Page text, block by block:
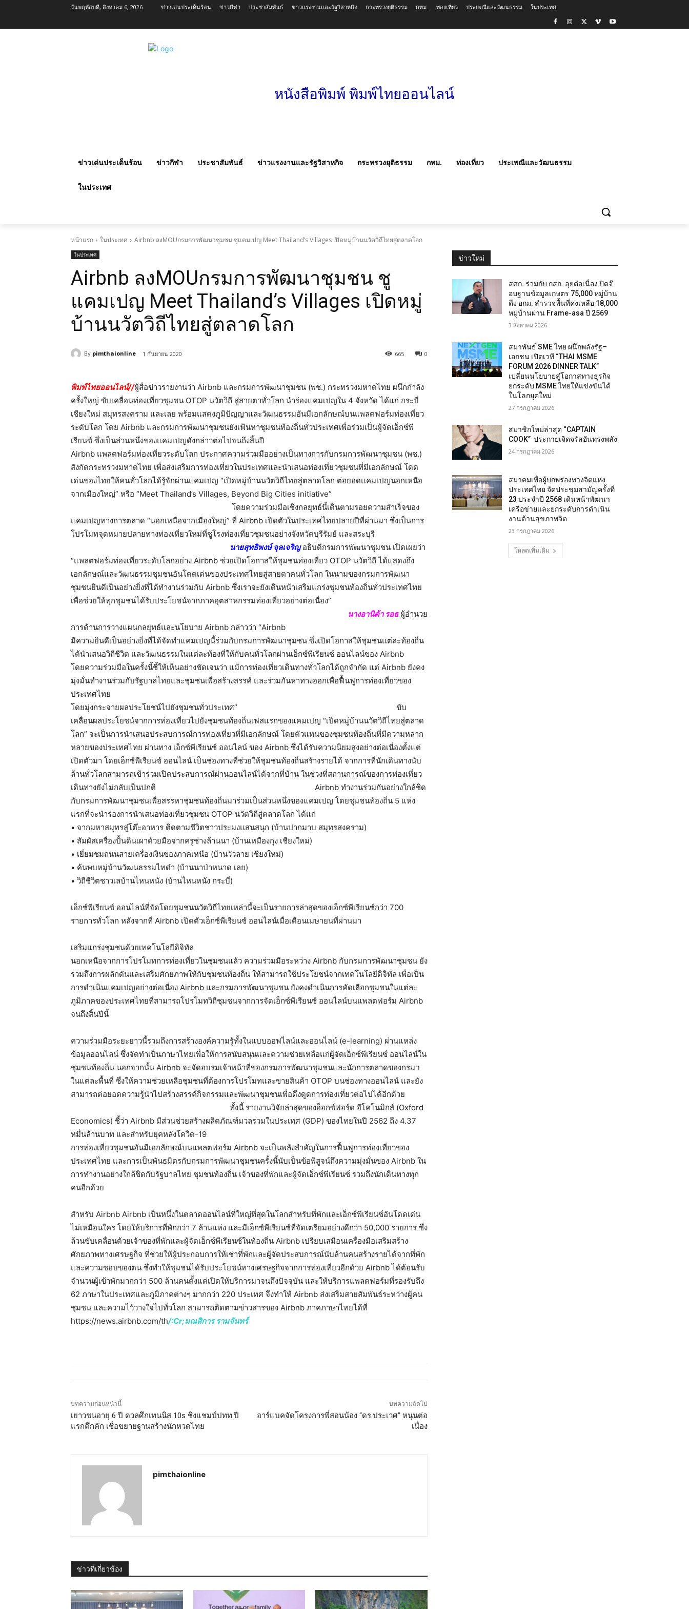
วันพฤหัสบดี, สิงหาคม 6, 2026 ข่าวเด่นประเด็นร้อน ข่าวกีฬา ประชาสัมพันธ์ ข่าวแรงงานและรัฐวิสาหกิจ กระทรวงยุติธรรม กทม. ท่องเที่ยว ประเพณีและวัฒนธรรม ในประเทศ
หนังสือพิมพ์ พิมพ์ไทยออนไลน์
ข่าวเด่นประเด็นร้อน ข่าวกีฬา ประชาสัมพันธ์ ข่าวแรงงานและรัฐวิสาหกิจ กระทรวงยุติธรรม กทม. ท่องเที่ยว ประเพณีและวัฒนธรรม
ในประเทศ
หน้าแรก ในประเทศ Airbnb ลงMOUกรมการพัฒนาชุมชน ชูแคมเปญ Meet Thailand’s Villages เปิดหมู่บ้านนวัตวิถีไทยสู่ตลาดโลก
ในประเทศ
Airbnb ลงMOUกรมการพัฒนาชุมชน ชู
แคมเปญ Meet Thailand’s Villages เปิดหมู่
บ้านนวัตวิถีไทยสู่ตลาดโลก
By pimthaionline 1 กันยายน 2020 0
665
พิมพ์ไทยออนไลน์//ผู้สื่อข่าวรายงานว่า Airbnb และกรมการพัฒนาชุมชน (พช.) กระทรวงมหาดไทย ผนึกกำลัง
ครั้งใหญ่ ขับเคลื่อนท่องเที่ยวชุมชน OTOP นวัตวิถี สู่สายตาทั่วโลก นำร่องแคมเปญใน 4 จังหวัด ได้แก่ กระบี่
เชียงใหม่ สมุทรสงคราม และเลย พร้อมแสดงภูมิปัญญาและวัฒนธรรมอันมีเอกลักษณ์บนแพลตฟอร์มท่องเที่ยว
ระดับโลก โดย Airbnb และกรมการพัฒนาชุมชนยังเฟ้นหาชุมชนท้องถิ่นทั่วประเทศเพื่อร่วมเป็นผู้จัดเอ็กซ์พี
เรียนซ์ ซึ่งเป็นส่วนหนึ่งของแคมเปญดังกล่าวต่อไปจนถึงสิ้นปี
Airbnb แพลตฟอร์มท่องเที่ยวระดับโลก ประกาศความร่วมมืออย่างเป็นทางการกับกรมการพัฒนาชุมชน (พช.)
สังกัดกระทรวงมหาดไทย เพื่อส่งเสริมการท่องเที่ยวในประเทศและนำเสนอท่องเที่ยวชุมชนที่มีเอกลักษณ์ โดด
เด่นของไทยให้คนทั่วโลกได้รู้จักผ่านแคมเปญ “เปิดหมู่บ้านนวัตวิถีไทยสู่ตลาดโลก ต่อยอดแคมเปญนอกเหนือ
จากเมืองใหญ่” หรือ “Meet Thailand’s Villages, Beyond Big Cities initiative”
โดยความร่วมมือเชิงกลยุทธ์นี้เดินตามรอยความสำเร็จของ
แคมเปญทางการตลาด “นอกเหนือจากเมืองใหญ่” ที่ Airbnb เปิดตัวในประเทศไทยปลายปีที่ผ่านมา ซึ่งเป็นการ
โปรโมทจุดหมายปลายทางท่องเที่ยวใหม่ที่ชูโรงท่องเที่ยวชุมชนอย่างจังหวัดบุรีรัมย์ และสระบุรี
นายสุทธิพงษ์ จุลเจริญอธิบดีกรมการพัฒนาชุมชน เปิดเผยว่า
“แพลตฟอร์มท่องเที่ยวระดับโลกอย่าง Airbnb ช่วยเปิดโอกาสให้ชุมชนท่องเที่ยว OTOP นวัตวิถี ได้แสดงถึง
เอกลักษณ์และวัฒนธรรมชุมชนอันโดดเด่นของประเทศไทยสู่สายตาคนทั่วโลก ในนามของกรมการพัฒนา
ชุมชนยินดีเป็นอย่างยิ่งที่ได้ทำงานร่วมกับ Airbnb ซึ่งเราจะยังเดินหน้าเสริมแกร่งชุมชนท้องถิ่นทั่วประเทศไทย
เพื่อช่วยให้ทุกชุมชนได้รับประโยชน์จากภาคอุตสาหกรรมท่องเที่ยวอย่างต่อเนื่อง”
นางอานิต้า รอธผู้อำนวย
การด้านการวางแผนกลยุทธ์และนโยบาย Airbnb กล่าวว่า “Airbnb
มีความยินดีเป็นอย่างยิ่งที่ได้จัดทำแคมเปญนี้ร่วมกับกรมการพัฒนาชุมชน ซึ่งเปิดโอกาสให้ชุมชนแต่ละท้องถิ่น
ได้นำเสนอวิถีชีวิต และวัฒนธรรมในแต่ละท้องที่ให้กับคนทั่วโลกผ่านเอ็กซ์พีเรียนซ์ ออนไลน์ของ Airbnb
โดยความร่วมมือในครั้งนี้ชี้ให้เห็นอย่างชัดเจนว่า แม้การท่องเที่ยวเดินทางทั่วโลกได้ถูกจำกัด แต่ Airbnb ยังคง
มุ่งมั่นทำงานร่วมกับรัฐบาลไทยและชุมชนเพื่อสร้างสรรค์ และร่วมกันหาทางออกเพื่อฟื้นฟูการท่องเที่ยวของ
ประเทศไทย
โดยมุ่งกระจายผลประโยชน์ไปยังชุมชนทั่วประเทศ”
ขับ
เคลื่อนผลประโยชน์จากการท่องเที่ยวไปยังชุมชนท้องถิ่นเฟสแรกของแคมเปญ “เปิดหมู่บ้านนวัตวิถีไทยสู่ตลาด
โลก” จะเป็นการนำเสนอประสบการณ์การท่องเที่ยวที่มีเอกลักษณ์ โดยตัวแทนของชุมชนท้องถิ่นที่มีความหลาก
หลายของประเทศไทย ผ่านทาง เอ็กซ์พีเรียนซ์ ออนไลน์ ของ Airbnb ซึ่งได้รับความนิยมสูงอย่างต่อเนื่องตั้งแต่
เปิดตัวมา โดยเอ็กซ์พีเรียนซ์ ออนไลน์ เป็นช่องทางที่ช่วยให้ชุมชนท้องถิ่นสร้างรายได้ จากการที่นักเดินทางนับ
ล้านทั่วโลกสามารถเข้าร่วมเปิดประสบการณ์ผ่านออนไลน์ได้จากที่บ้าน ในช่วงที่สถานการณ์ของการท่องเที่ยว
เดินทางยังไม่กลับเป็นปกติ
Airbnb ทำงานร่วมกันอย่างใกล้ชิด
กับกรมการพัฒนาชุมชนเพื่อสรรหาชุมชนท้องถิ่นมาร่วมเป็นส่วนหนึ่งของแคมเปญ โดยชุมชนท้องถิ่น 5 แห่ง
แรกที่จะนำร่องการนำเสนอท่องเที่ยวชุมชน OTOP นวัตวิถีสู่ตลาดโลก ได้แก่
• จากมหาสมุทรสู่โต๊ะอาหาร ติดตามชีวิตชาวประมงแสนสนุก (บ้านปากมาบ สมุทรสงคราม)
• สัมผัสเครื่องปั้นดินเผาด้วยมือจากครูช่างล้านนา (บ้านเหมืองกุง เชียงใหม่)
• เยี่ยมชมถนนสายเครื่องเงินของภาคเหนือ (บ้านวัวลาย เชียงใหม่)
• ค้นพบหมู่บ้านวัฒนธรรมไทดำ (บ้านนาป่าหนาด เลย)
• วิถีชีวิตชาวเลบ้านไหนหนัง (บ้านไหนหนัง กระบี่)
เอ็กซ์พีเรียนซ์ ออนไลน์ที่จัดโดยชุมชนนวัตวิถีไทยเหล่านี้จะเป็นรายการล่าสุดของเอ็กซ์พีเรียนซ์กว่า 700
รายการทั่วโลก หลังจากที่ Airbnb เปิดตัวเอ็กซ์พีเรียนซ์ ออนไลน์เมื่อเดือนเมษายนที่ผ่านมา
เสริมแกร่งชุมชนด้วยเทคโนโลยีดิจิทัล
นอกเหนือจากการโปรโมทการท่องเที่ยวในชุมชนแล้ว ความร่วมมือระหว่าง Airbnb กับกรมการพัฒนาชุมชน ยัง
รวมถึงการผลักดันและเสริมศักยภาพให้กับชุมชนท้องถิ่น ให้สามารถใช้ประโยชน์จากเทคโนโลยีดิจิทัล เพื่อเป็น
การดำเนินแคมเปญอย่างต่อเนื่อง Airbnb และกรมการพัฒนาชุมชน ยังคงดำเนินการคัดเลือกชุมชนในแต่ละ
ภูมิภาคของประเทศไทยที่สามารถโปรโมทวิถีชุมชนจากการจัดเอ็กซ์พีเรียนซ์ ออนไลน์บนแพลตฟอร์ม Airbnb
จนถึงสิ้นปีนี้
ความร่วมมือระยะยาวนี้รวมถึงการสร้างองค์ความรู้ทั้งในแบบออฟไลน์และออนไลน์ (e-learning) ผ่านแหล่ง
ข้อมูลออนไลน์ ซึ่งจัดทำเป็นภาษาไทยเพื่อให้การสนับสนุนและความช่วยเหลือแก่ผู้จัดเอ็กซ์พีเรียนซ์ ออนไลน์ใน
ชุมชนท้องถิ่น นอกจากนั้น Airbnb จะจัดอบรมเจ้าหน้าที่ของกรมการพัฒนาชุมชนและนักการตลาดของกรมฯ
ในแต่ละพื้นที่ ซึ่งให้ความช่วยเหลือชุมชนที่ต้องการโปรโมทและขายสินค้า OTOP บนช่องทางออนไลน์ และยัง
สามารถต่อยอดความรู้นำไปสร้างสรรค์กิจกรรมและพัฒนาชุมชนเพื่อดึงดูดการท่องเที่ยวต่อไปได้อีกด้วย
ทั้งนี้ รายงานวิจัยล่าสุดของอ็อกซ์ฟอร์ด อีโคโนมิกส์ (Oxford
Economics) ชี้ว่า Airbnb มีส่วนช่วยสร้างผลิตภัณฑ์มวลรวมในประเทศ (GDP) ของไทยในปี 2562 ถึง 4.37
หมื่นล้านบาท และสำหรับยุคหลังโควิด-19
การท่องเที่ยวชุมชนอันมีเอกลักษณ์บนแพลตฟอร์ม Airbnb จะเป็นพลังสำคัญในการฟื้นฟูการท่องเที่ยวของ
ประเทศไทย และการเป็นพันธมิตรกับกรมการพัฒนาชุมชนครั้งนี้นับเป็นข้อพิสูจน์ถึงความมุ่งมั่นของ Airbnb ใน
การทำงานอย่างใกล้ชิดกับรัฐบาลไทย ชุมชนท้องถิ่น เจ้าของที่พักและผู้จัดเอ็กซ์พีเรียนซ์ รวมถึงนักเดินทางทุก
คนอีกด้วย
สำหรับ Airbnb Airbnb เป็นหนึ่งในตลาดออนไลน์ที่ใหญ่ที่สุดในโลกสำหรับที่พักและเอ็กซ์พีเรียนซ์อันโดดเด่น
ไม่เหมือนใคร โดยให้บริการที่พักกว่า 7 ล้านแห่ง และมีเอ็กซ์พีเรียนซ์ที่จัดเตรียมอย่างดีกว่า 50,000 รายการ ซึ่ง
ล้วนขับเคลื่อนด้วยเจ้าของที่พักและผู้จัดเอ็กซ์พีเรียนซ์ในท้องถิ่น Airbnb เปรียบเสมือนเครื่องมือเสริมสร้าง
ศักยภาพทางเศรษฐกิจ ที่ช่วยให้ผู้ประกอบการให้เช่าที่พักและผู้จัดประสบการณ์นับล้านคนสร้างรายได้จากที่พัก
และความชอบของตน ซึ่งทำให้ชุมชนได้รับประโยชน์ทางเศรษฐกิจจากการท่องเที่ยวอีกด้วย Airbnb ได้ต้อนรับ
จำนวนผู้เข้าพักมากกว่า 500 ล้านคนตั้งแต่เปิดให้บริการมาจนถึงปัจจุบัน และให้บริการแพลตฟอร์มที่รองรับถึง
62 ภาษาในประเทศและภูมิภาคต่างๆ มากกว่า 220 ประเทศ จึงทำให้ Airbnb ส่งเสริมสายสัมพันธ์ระหว่างผู้คน
ชุมชน และความไว้วางใจไปทั่วโลก สามารถติดตามข่าวสารของ Airbnb ภาคภาษาไทยได้ที่
https://news.airbnb.com/th/:Cr;มณสิการ รามจันทร์
บทความก่อนหน้านี้
เยาวชนอายุ 6 ปี ดวลศึกเทนนิส 10s ชิงแชมป์ปทท.ปี
แรกคึกคัก เชื่อขยายฐานสร้างนักหวดไทย
บทความถัดไป
อาร์แบคจัดโครงการพี่สอนน้อง “ดร.ประเวศ” หนุนต่อ
เนื่อง
pimthaionline
ข่าวที่เกี่ยวข้อง
ข่าวใหม่
สศก. ร่วมกับ กสก. ลุยต่อเนื่อง ปิดจ๊
อบฐานข้อมูลเกษตร 75,000 หมู่บ้าน
ดึง อกม. สำรวจพื้นที่คงเหลือ 18,000
หมู่บ้านผ่าน Frame-asa ปี 2569
3 สิงหาคม 2026
สมาพันธ์ SME ไทย ผนึกพลังรัฐ–
เอกชน เปิดเวที “THAI MSME
FORUM 2026 DINNER TALK”
เปลี่ยนนโยบายสู่โอกาสทางธุรกิจ
ยกระดับ MSME ไทยให้แข่งขันได้
ในโลกยุคใหม่
27 กรกฎาคม 2026
สมาชิกใหม่ล่าสุด “CAPTAIN
COOK” ประกายเจิดจรัสอันทรงพลัง
24 กรกฎาคม 2026
สมาคมเพื่อผู้บกพร่องทางจิตแห่ง
ประเทศไทย จัดประชุมสามัญครั้งที่
23 ประจำปี 2568 เดินหน้าพัฒนา
เครือข่ายและยกระดับการดำเนิน
งานด้านสุขภาพจิต
23 กรกฎาคม 2026
โหลดเพิ่มเติม